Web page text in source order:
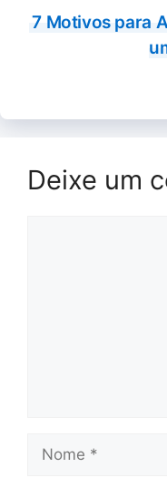
7 Motivos para
Deixe um
Nome